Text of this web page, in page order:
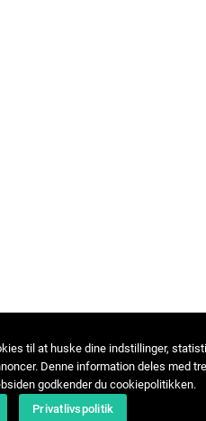
til at huske dine indstillinger,
Denne information deles med
godkender du cookiepolitikken.
Privatlivspolitik